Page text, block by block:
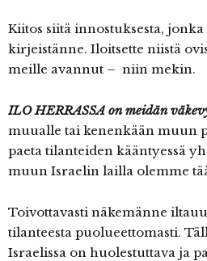
Kiitos siitä innostuksesta, jonka
kirjeistänne. Iloitsette niistä
meille avannut – niin mekin.
ILO HERRASSA on meidän
muualle tai kenenkään muun
paeta tilanteiden kääntyessä
muun Israelin lailla olemme
Toivottavasti näkemänne
tilanteesta puolueettomasti.
Israelissa on huolestuttava ja